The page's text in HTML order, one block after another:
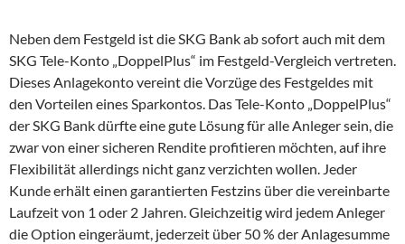
Neben dem Festgeld ist die SKG Bank ab sofort auch mit dem
SKG Tele-Konto „DoppelPlus“ im Festgeld-Vergleich vertreten.
Dieses Anlagekonto vereint die Vorzüge des Festgeldes mit
den Vorteilen eines Sparkontos. Das Tele-Konto „DoppelPlus“
der SKG Bank dürfte eine gute Lösung für alle Anleger sein,die
zwar von einer sicheren Rendite profitieren möchten, auf ihre
Flexibilität allerdings nicht ganz verzichten wollen. Jeder
Kunde erhält einen garantierten Festzins über die vereinbarte
Laufzeit von 1 oder 2 Jahren. Gleichzeitig wird jedem Anleger
die Option eingeräumt, jederzeit über 50 % der Anlagesumme